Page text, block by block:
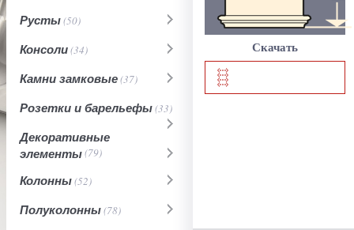
Русты(50)
Консоли(34)
Камни замковые(37)
Розетки и барельефы(33)
Декоративные
элементы(79)
Колонны(52)
Полуколонны(78)
Скачать